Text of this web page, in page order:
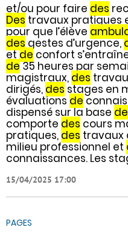
et/ou pour faire des
Des travaux pratiques
pour que l’élève
des gestes d’urgence,
etde confort
de35 heures par
magistraux, des
dirigés, des stages en
évaluations de
dispensé sur la base de
comporte des cours
pratiques, des travaux
milieu professionnel et
connaissances. Les
15/04/2025 17:00
PAGES